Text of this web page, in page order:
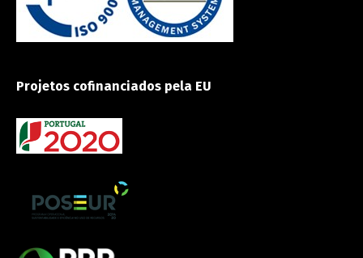
Projetos cofinanciados pela EU